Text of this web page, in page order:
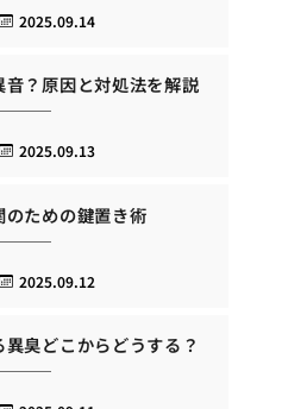
2025.09.14
音？原因と対処法を解説
2025.09.13
ための鍵置き術
2025.09.12
臭どこからどうする？